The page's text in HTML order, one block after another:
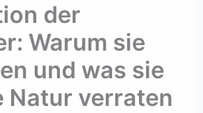
der
Warum sie
und was sie
Natur verraten